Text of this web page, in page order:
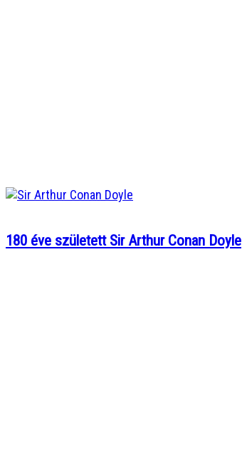
180 éve született Sir Arthur Conan Doyle